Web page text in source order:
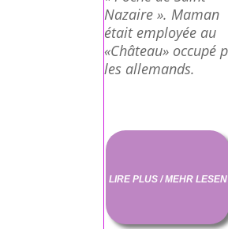
Nazaire ». Maman
était employée au
«Château» occupé
les allemands.
LIRE PLUS / MEHR LESEN